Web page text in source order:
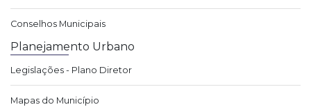
Conselhos Municipais
Planejamento Urbano
Legislações - Plano Diretor
Mapas do Município